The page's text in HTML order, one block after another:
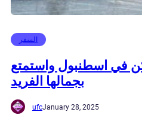
السفر
في اسطنبول واستمتع
بجمالها الفريد
ufcJanuary 28, 2025